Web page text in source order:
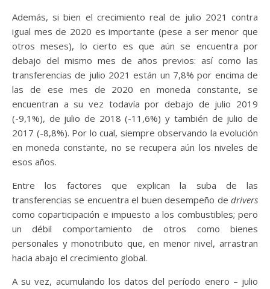
Además, si bien el crecimiento real de julio 2021 contra
igual mes de 2020 es importante (pese a ser menor que
otros meses), lo cierto es que aún se encuentra por
debajo del mismo mes de años previos: así como las
transferencias de julio 2021 están un 7,8% por encima de
las de ese mes de 2020 en moneda constante, se
encuentran a su vez todavía por debajo de julio 2019
(-9,1%), de julio de 2018 (-11,6%) y también de julio de
2017 (-8,8%). Por lo cual, siempre observando la evolución
en moneda constante, no se recupera aún los niveles de
esos años.
Entre los factores que explican la suba de las
transferencias se encuentra el buen desempeño de drivers
como coparticipación e impuesto a los combustibles; pero
un débil comportamiento de otros como bienes
personales y monotributo que, en menor nivel, arrastran
hacia abajo el crecimiento global.
A su vez, acumulando los datos del período enero – julio